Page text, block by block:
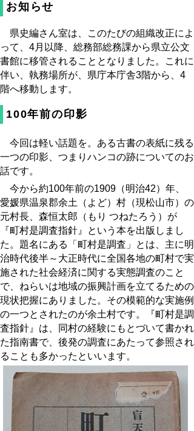
お知らせ
県史編さん室は、このたびの組織改正によ
って、4月以降、総務部総務課から県立公文
書館に移管されることとなりました。これに
伴い、執務場所が、県庁本庁舎3階から、4
階へ移動します。
100年前の印影
今回は軽い話題を。ある古書の表紙に残る
一つの印影、つまりハンコの跡についてのお
話です。
今から約100年前の1909（明治42）年、
愛媛県温泉郡余土（よど）村（現松山市）の
元村長、森恒太郎（もり つねたろう）が
『町村是調査指針』という本を出版しまし
た。題名にある「町村是調査」とは、主に明
治時代後半～大正時代に全国各地の町村で実
施された社会経済に関する実態調査のこと
で、ねらいは地域の振興計画を立てるための
現状把握にありました。その模範的な実施例
の一つとされたのが余土村です。『町村是調
査指針』は、同村の経験にもとづいて書かれ
た指南書で、後発の調査にあたって参照され
ることも多かったといいます。